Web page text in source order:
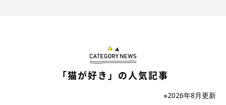
「猫が好き」の人気記事
※2026年8月更新